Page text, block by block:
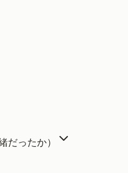
だったか）